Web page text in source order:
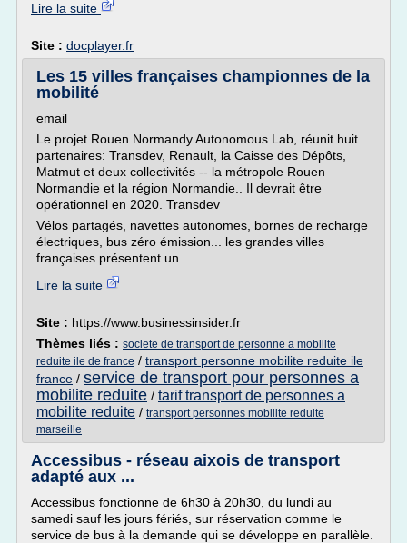
Lire la suite
Site : docplayer.fr
Les 15 villes françaises championnes de la
mobilité
email
Le projet Rouen Normandy Autonomous Lab, réunit huit
partenaires: Transdev, Renault, la Caisse des Dépôts,
Matmut et deux collectivités -- la métropole Rouen
Normandie et la région Normandie.. Il devrait être
opérationnel en 2020. Transdev
Vélos partagés, navettes autonomes, bornes de recharge
électriques, bus zéro émission... les grandes villes
françaises présentent un...
Lire la suite
Site : https://www.businessinsider.fr
Thèmes liés : societe de transport de personne a mobilite
reduite ile de france / transport personne mobilite reduite ile
france / service de transport pour personnes a
mobilite reduite / tarif transport de personnes a
mobilite reduite / transport personnes mobilite reduite
marseille
Accessibus - réseau aixois de transport
adapté aux ...
Accessibus fonctionne de 6h30 à 20h30, du lundi au
samedi sauf les jours fériés, sur réservation comme le
service de bus à la demande qui se développe en parallèle.